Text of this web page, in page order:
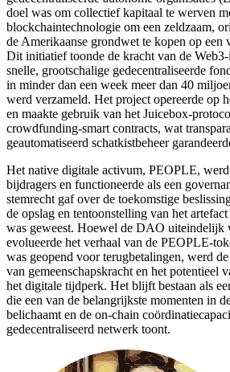
doel was om collectief kapitaal te werven
blockchaintechnologie om een zeldzaam,
de Amerikaanse grondwet te kopen op een
Dit initiatief toonde de kracht van de
snelle, grootschalige gedecentraliseerde
in minder dan een week meer dan 40
werd verzameld. Het project opereerde op
en maakte gebruik van het Juicebox-
crowdfunding-smart contracts, wat
geautomatiseerd schatkistbeheer
Het native digitale activum, PEOPLE, werd
bijdragers en functioneerde als een
stemrecht gaf over de toekomstige
de opslag en tentoonstelling van het
was geweest. Hoewel de DAO uiteindelijk
evolueerde het verhaal van de PEOPLE-
was geopend voor terugbetalingen, werd
van gemeenschapskracht en het potentieel
het digitale tijdperk. Het blijft bestaan als
die een van de belangrijkste momenten in
belichaamt en de on-chain
gedecentraliseerd netwerk toont.